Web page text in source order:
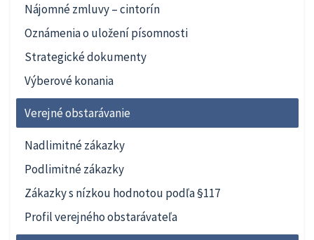
Nájomné zmluvy – cintorín
Oznámenia o uložení písomnosti
Strategické dokumenty
Výberové konania
Verejné obstarávanie
Nadlimitné zákazky
Podlimitné zákazky
Zákazky s nízkou hodnotou podľa §117
Profil verejného obstarávateľa